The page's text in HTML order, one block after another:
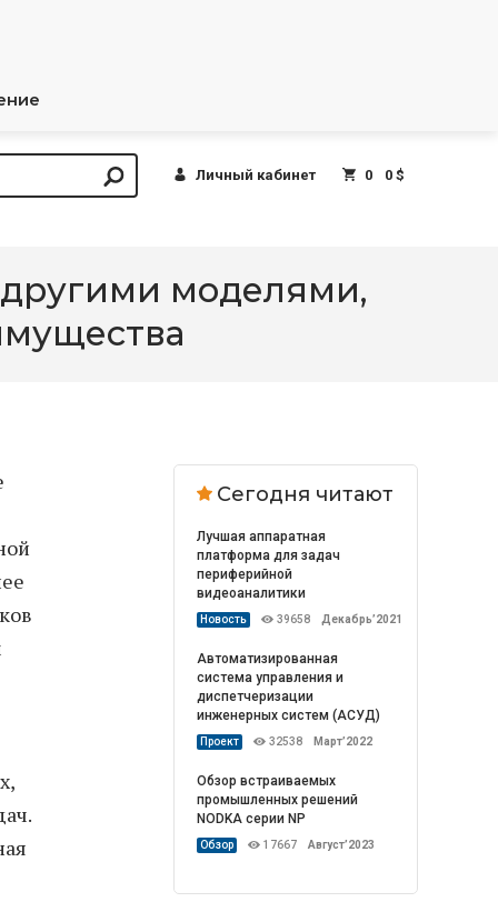
Личный кабинет 0 0 $
моделями,
Сегодня читают
Лучшая аппаратная
платформа для задач
периферийной
видеоаналитики
Новость 39658 Декабрь’2021
Автоматизированная
система управления и
диспетчеризации
инженерных систем (АСУД)
Проект 32538 Март’2022
Обзор встраиваемых
промышленных решений
NODKA серии NP
Обзор 17667 Август’2023